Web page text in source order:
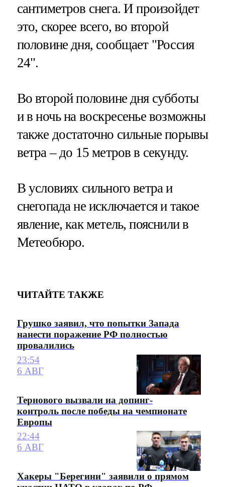
сантиметров снега. И произойдет
это, скорее всего, во второй
половине дня, сообщает "Россия
24".
Во второй половине дня субботы
и в ночь на воскресенье возможны
также достаточно сильные порывы
ветра – до 15 метров в секунду.
В условиях сильного ветра и
снегопада не исключается и такое
явление, как метель, пояснили в
Метеобюро.
ЧИТАЙТЕ ТАКЖЕ
Грушко заявил, что попытки Запада
нанести поражение РФ полностью
провалились
23:54
6 АВГ
Тернового вызвали на допинг-
контроль после победы на чемпионате
Европы
22:44
6 АВГ
Хакеры "Берегини" заявили о прямом